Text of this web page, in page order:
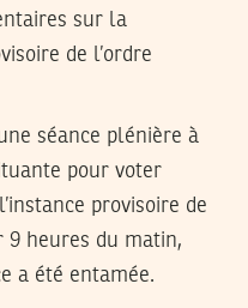
sur la
de l’ordre
séance plénière à
pour voter
provisoire de
9 heures du matin,
a été entamée.